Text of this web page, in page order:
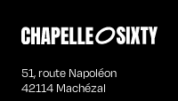
51, route Napoléon
42114 Machézal